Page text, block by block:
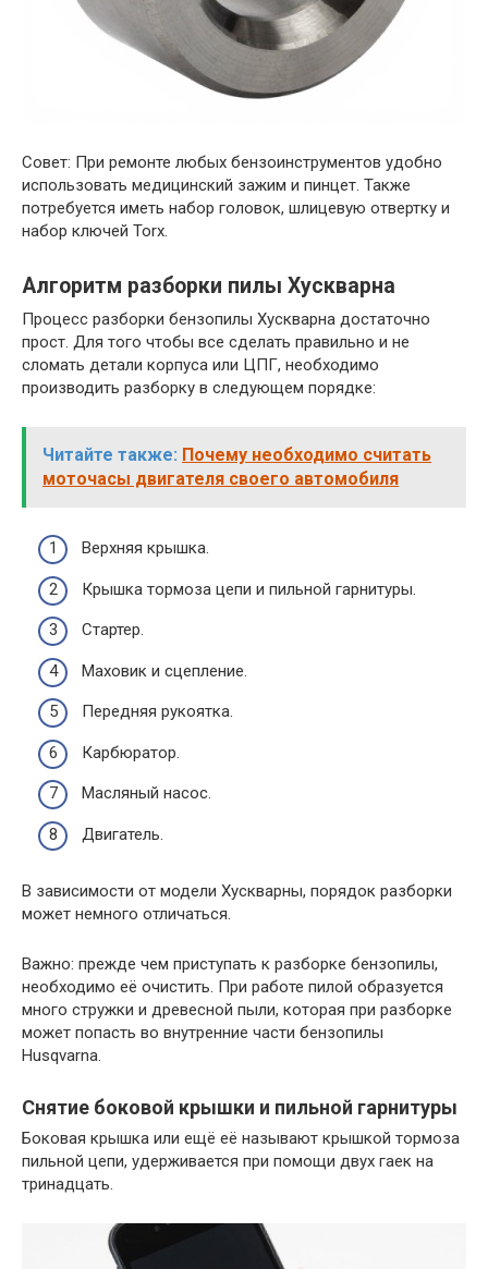
Совет: При ремонте любых бензоинструментов удобно
использовать медицинский зажим и пинцет. Также
потребуется иметь набор головок, шлицевую отвертку и
набор ключей Torx.
Алгоритм разборки пилы Хускварна
Процесс разборки бензопилы Хускварна достаточно
прост. Для того чтобы все сделать правильно и не
сломать детали корпуса или ЦПГ, необходимо
производить разборку в следующем порядке:
Читайте также: Почему необходимо считать
моточасы двигателя своего автомобиля
Верхняя крышка.
Крышка тормоза цепи и пильной гарнитуры.
Стартер.
Маховик и сцепление.
Передняя рукоятка.
Карбюратор.
Масляный насос.
Двигатель.
В зависимости от модели Хускварны, порядок разборки
может немного отличаться.
Важно: прежде чем приступать к разборке бензопилы,
необходимо её очистить. При работе пилой образуется
много стружки и древесной пыли, которая при разборке
может попасть во внутренние части бензопилы
Husqvarna.
Снятие боковой крышки и пильной гарнитуры
Боковая крышка или ещё её называют крышкой тормоза
пильной цепи, удерживается при помощи двух гаек на
тринадцать.